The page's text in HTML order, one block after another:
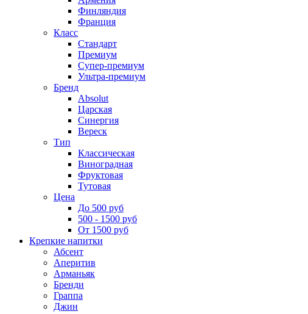
Финляндия
Франция
Класс
Стандарт
Премиум
Супер-премиум
Ультра-премиум
Бренд
Absolut
Царская
Синергия
Вереск
Тип
Классическая
Виноградная
Фруктовая
Тутовая
Цена
До 500 руб
500 - 1500 руб
От 1500 руб
Крепкие напитки
Абсент
Аперитив
Арманьяк
Бренди
Граппа
Джин